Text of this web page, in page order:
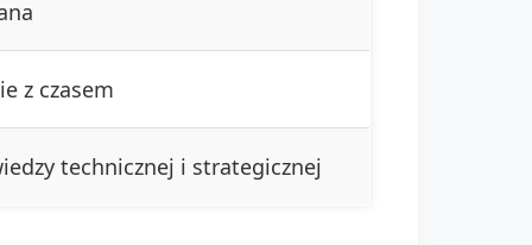
z czasem
technicznej i strategicznej